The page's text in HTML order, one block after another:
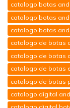
catalogo botas
catalogo botas
catalogo botas
catalogo de botas
catalogo de botas
catalogo de botas
catalogo de botas
catalogo digital